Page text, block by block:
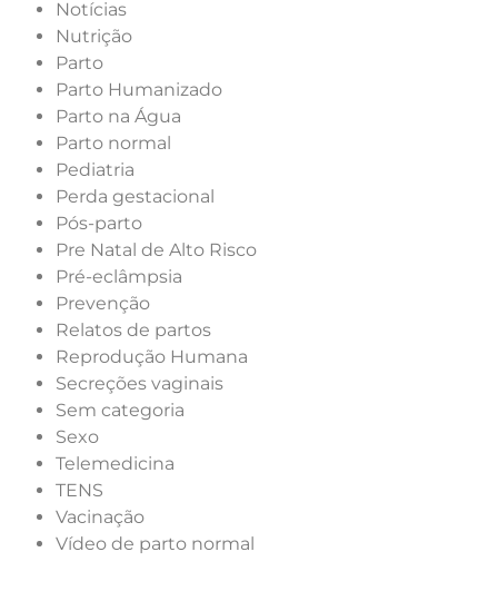
Notícias
Nutrição
Parto
Parto Humanizado
Parto na Água
Parto normal
Pediatria
Perda gestacional
Pós-parto
Pre Natal de Alto Risco
Pré-eclâmpsia
Prevenção
Relatos de partos
Reprodução Humana
Secreções vaginais
Sem categoria
Sexo
Telemedicina
TENS
Vacinação
Vídeo de parto normal